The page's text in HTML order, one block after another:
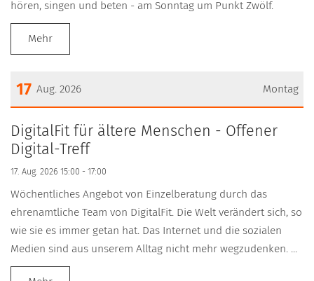
hören, singen und beten - am Sonntag um Punkt Zwölf.
Mehr
Montag
17 Aug. 2026
Datum: 17. August 2026
DigitalFit für ältere Menschen - Offener
Digital-Treff
17. Aug. 2026 15:00 - 17:00
Wöchentliches Angebot von Einzelberatung durch das
ehrenamtliche Team von DigitalFit. Die Welt verändert sich, so
wie sie es immer getan hat. Das Internet und die sozialen
Medien sind aus unserem Alltag nicht mehr wegzudenken. ...